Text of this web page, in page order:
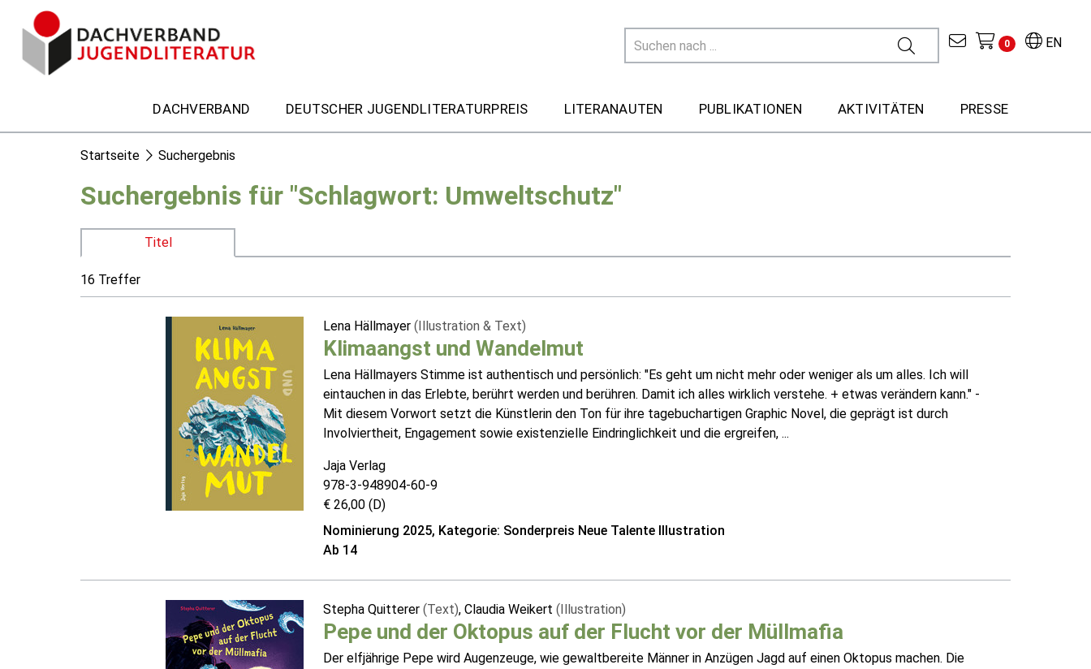
EN
0
DACHVERBAND DEUTSCHER JUGENDLITERATURPREIS LITERANAUTEN PUBLIKATIONEN AKTIVITÄTEN PRESSE
Startseite Suchergebnis
Suchergebnis für "Schlagwort: Umweltschutz"
Titel
16 Treffer
Lena Hällmayer (Illustration & Text)
Klimaangst und Wandelmut
Lena Hällmayers Stimme ist authentisch und persönlich: "Es geht um nicht mehr oder weniger als um alles. Ich will
eintauchen in das Erlebte, berührt werden und berühren. Damit ich alles wirklich verstehe. + etwas verändern kann." -
Mit diesem Vorwort setzt die Künstlerin den Ton für ihre tagebuchartigen Graphic Novel, die geprägt ist durch
Involviertheit, Engagement sowie existenzielle Eindringlichkeit und die ergreifen, ...
Jaja Verlag
978-3-948904-60-9
€ 26,00 (D)
Nominierung 2025, Kategorie: Sonderpreis Neue Talente Illustration
Ab 14
Stepha Quitterer (Text), Claudia Weikert (Illustration)
Pepe und der Oktopus auf der Flucht vor der Müllmafia
Der elfjährige Pepe wird Augenzeuge, wie gewaltbereite Männer in Anzügen Jagd auf einen Oktopus machen. Die